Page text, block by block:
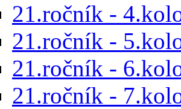
21.ročník -
21.ročník -
21.ročník -
21.ročník -